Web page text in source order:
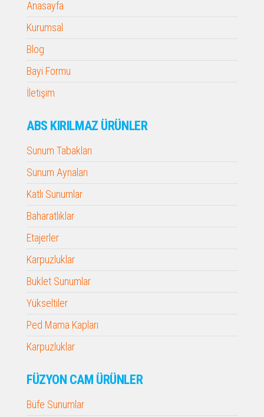
Anasayfa
Kurumsal
Blog
Bayi Formu
İletişim
ABS KIRILMAZ ÜRÜNLER
Sunum Tabakları
Sunum Aynaları
Katlı Sunumlar
Baharatlıklar
Etajerler
Karpuzluklar
Buklet Sunumlar
Yükseltiler
Ped Mama Kapları
Karpuzluklar
FÜZYON CAM ÜRÜNLER
Büfe Sunumlar